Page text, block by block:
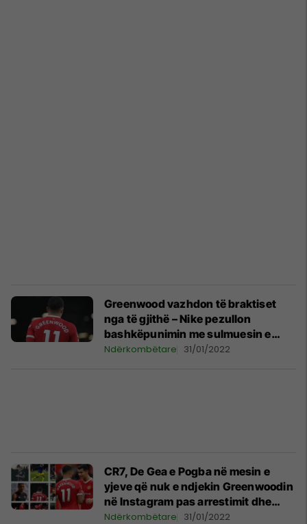
Greenwood vazhdon të braktiset
nga të gjithë – Nike pezullon
bashkëpunimin me sulmuesin e
Unitedit
Ndërkombëtare 31/01/2022
CR7, De Gea e Pogba në mesin e
yjeve që nuk e ndjekin Greenwoodin
në Instagram pas arrestimit dhe
akuzave për përdhunim dhe sulm
Ndërkombëtare 31/01/2022